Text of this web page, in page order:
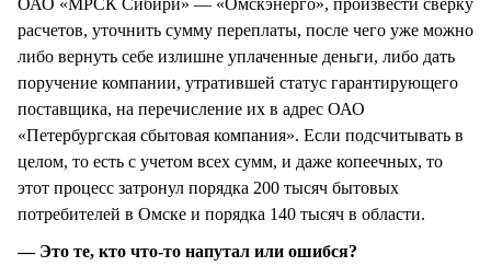
ОАО «МРСК Сибири» — «Омскэнерго», произвести сверку
расчетов, уточнить сумму переплаты, после чего уже можно
либо вернуть себе излишне уплаченные деньги, либо дать
поручение компании, утратившей статус гарантирующего
поставщика, на перечисление их в адрес ОАО
«Петербургская сбытовая компания». Если подсчитывать в
целом, то есть с учетом всех сумм, и даже копеечных, то
этот процесс затронул порядка 200 тысяч бытовых
потребителей в Омске и порядка 140 тысяч в области.
— Это те, кто что-то напутал или ошибся?